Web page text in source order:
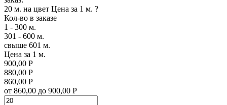
20 м. на цвет Цена за 1 м. ?
Кол-во в заказе
1 - 300 м.
301 - 600 м.
свыше 601 м.
Цена за 1 м.
900,00 Р
880,00 Р
860,00 Р
от 860,00 до 900,00 Р